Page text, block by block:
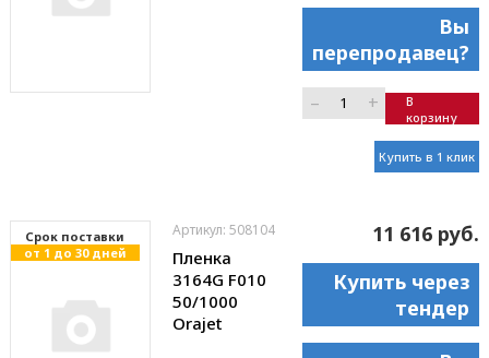
Вы
перепродавец?
– +
В
корзину
Купить в 1 клик
Cрок поставки
от 1 до 30 дней
Артикул: 508104
Пленка
3164G F010
50/1000
Orajet
11 616 руб.
Купить через
тендер